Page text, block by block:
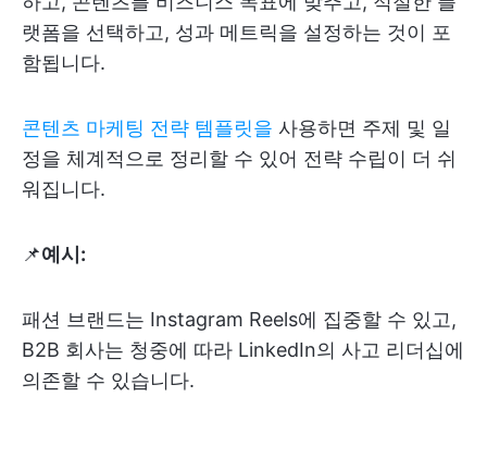
랫폼을 선택하고, 성과 메트릭을 설정하는 것이 포
함됩니다.
콘텐츠 마케팅 전략 템플릿을 사용하면 주제 및 일
정을 체계적으로 정리할 수 있어 전략 수립이 더 쉬
워집니다.
📌예시:
패션 브랜드는 Instagram Reels에 집중할 수 있고,
B2B 회사는 청중에 따라 LinkedIn의 사고 리더십에
의존할 수 있습니다.